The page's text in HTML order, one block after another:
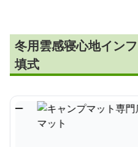
冬用雲感寝心地イン
填式